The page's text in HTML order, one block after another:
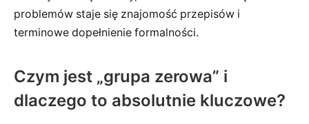
problemów staje się znajomość przepisów i
terminowe dopełnienie formalności.
Czym jest „grupa zerowa” i
dlaczego to absolutnie kluczowe?